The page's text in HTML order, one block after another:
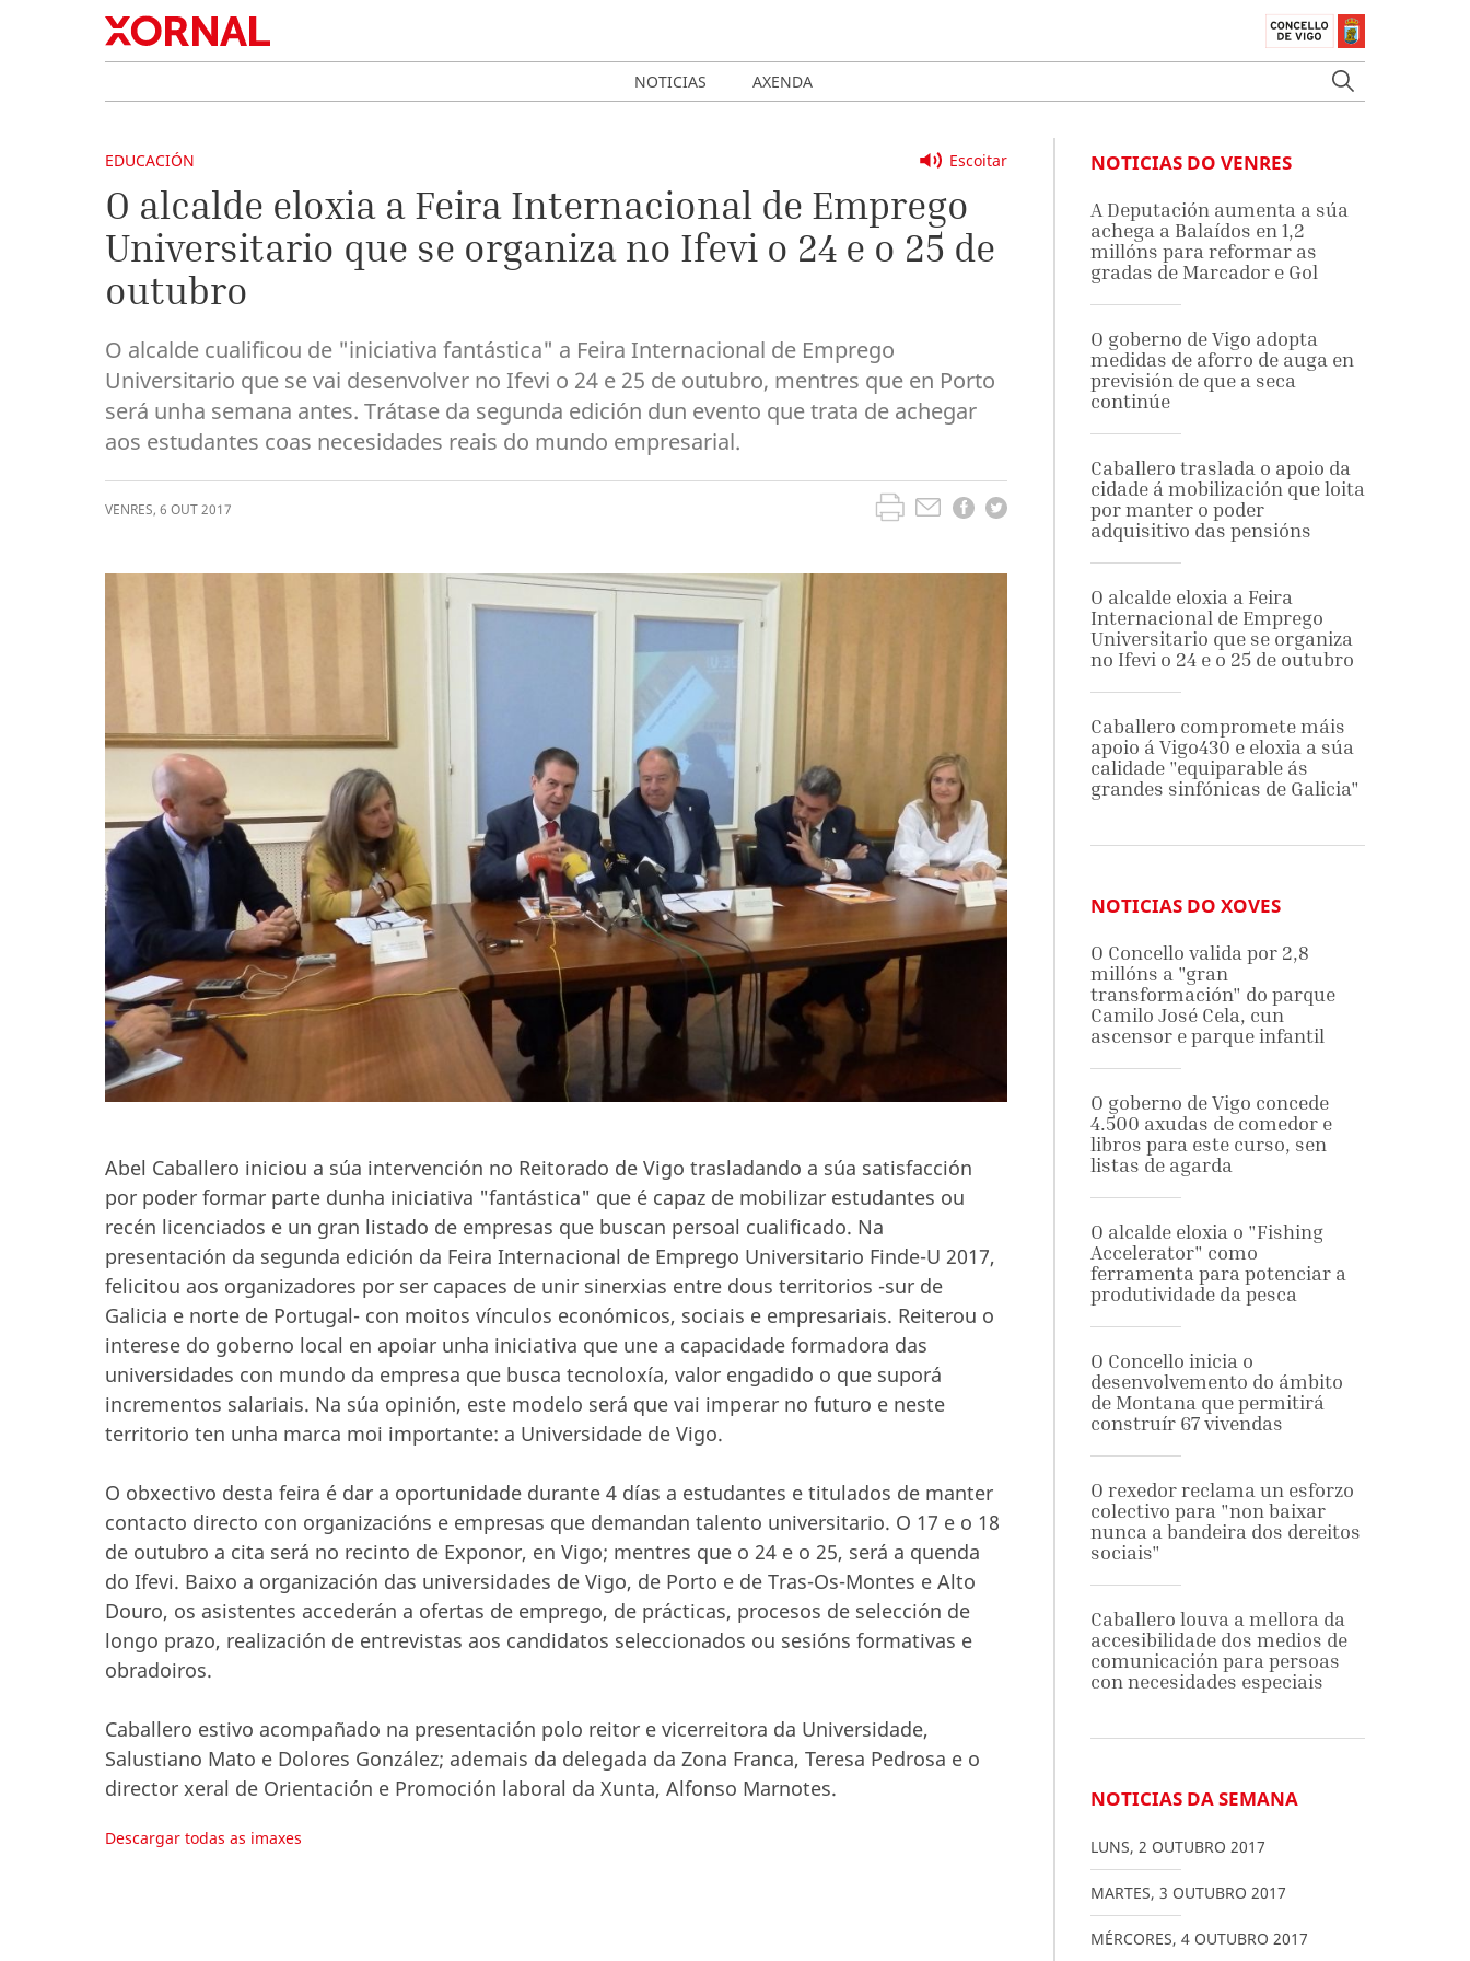
NOTICIAS AXENDA
Escoitar
EDUCACIÓN
O alcalde eloxia a Feira Internacional de Emprego
Universitario que se organiza no Ifevi o 24 e o 25 de
outubro
O alcalde cualificou de "iniciativa fantástica" a Feira Internacional de Emprego
Universitario que se vai desenvolver no Ifevi o 24 e 25 de outubro, mentres que en Porto
será unha semana antes. Trátase da segunda edición dun evento que trata de achegar
aos estudantes coas necesidades reais do mundo empresarial.
VENRES, 6 OUT2017
Abel Caballero iniciou a súa intervención no Reitorado de Vigo trasladando a súa satisfacción
por poder formar parte dunha iniciativa "fantástica" que é capaz de mobilizar estudantes ou
recén licenciados e un gran listado de empresas que buscan persoal cualificado. Na
presentación da segunda edición da Feira Internacional de Emprego Universitario Finde-U 2017,
felicitou aos organizadores por ser capaces de unir sinerxias entre dous territorios -sur de
Galicia e norte de Portugal- con moitos vínculos económicos, sociais e empresariais. Reiterou o
interese do goberno local en apoiar unha iniciativa que une a capacidade formadora das
universidades con mundo da empresa que busca tecnoloxía, valor engadido o que suporá
incrementos salariais. Na súa opinión, este modelo será que vai imperar no futuro e neste
territorio ten unha marca moi importante: a Universidade de Vigo.
O obxectivo desta feira é dar a oportunidade durante 4 días a estudantes e titulados de manter
contacto directo con organizacións e empresas que demandan talento universitario. O 17 e o 18
de outubro a cita será no recinto de Exponor, en Vigo; mentres que o 24 e o 25, será a quenda
do Ifevi. Baixo a organización das universidades de Vigo, de Porto e de Tras-Os-Montes e Alto
Douro, os asistentes accederán a ofertas de emprego, de prácticas, procesos de selección de
longo prazo, realización de entrevistas aos candidatos seleccionados ou sesións formativas e
obradoiros.
Caballero estivo acompañado na presentación polo reitor e vicerreitora da Universidade,
Salustiano Mato e Dolores González; ademais da delegada da Zona Franca, Teresa Pedrosa e o
director xeral de Orientación e Promoción laboral da Xunta, Alfonso Marnotes.
Descargar todas as imaxes
NOTICIAS DO VENRES
A Deputación aumenta a súa
achega a Balaídos en 1,2
millóns para reformar as
gradas de Marcador e Gol
O goberno de Vigo adopta
medidas de aforro de auga en
previsión de que a seca
continúe
Caballero traslada o apoio da
cidade á mobilización que loita
por manter o poder
adquisitivo das pensións
O alcalde eloxia a Feira
Internacional de Emprego
Universitario que se organiza
no Ifevi o 24 e o 25 de outubro
Caballero compromete máis
apoio á Vigo430 e eloxia a súa
calidade "equiparable ás
grandes sinfónicas de Galicia"
NOTICIAS DO XOVES
O Concello valida por 2,8
millóns a "gran
transformación" do parque
Camilo José Cela, cun
ascensor e parque infantil
O goberno de Vigo concede
4.500 axudas de comedor e
libros para este curso, sen
listas de agarda
O alcalde eloxia o "Fishing
Accelerator" como
ferramenta para potenciar a
produtividade da pesca
O Concello inicia o
desenvolvemento do ámbito
de Montana que permitirá
construír 67 vivendas
O rexedor reclama un esforzo
colectivo para "non baixar
nunca a bandeira dos dereitos
sociais"
Caballero louva a mellora da
accesibilidade dos medios de
comunicación para persoas
con necesidades especiais
NOTICIAS DA SEMANA
LUNS, 2 OUTUBRO 2017
MARTES, 3 OUTUBRO 2017
MÉRCORES, 4 OUTUBRO 2017